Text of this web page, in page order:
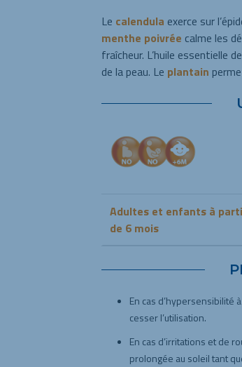
Le calendula exerce sur
menthe poivrée calme les
fraîcheur. L’huile essentielle de
de la peau. Le plantain
Adultes et enfants à
de 6 mois
En cas d’hypersensibilité
cesser l’utilisation.
En cas d’irritations et de
prolongée au soleil tant